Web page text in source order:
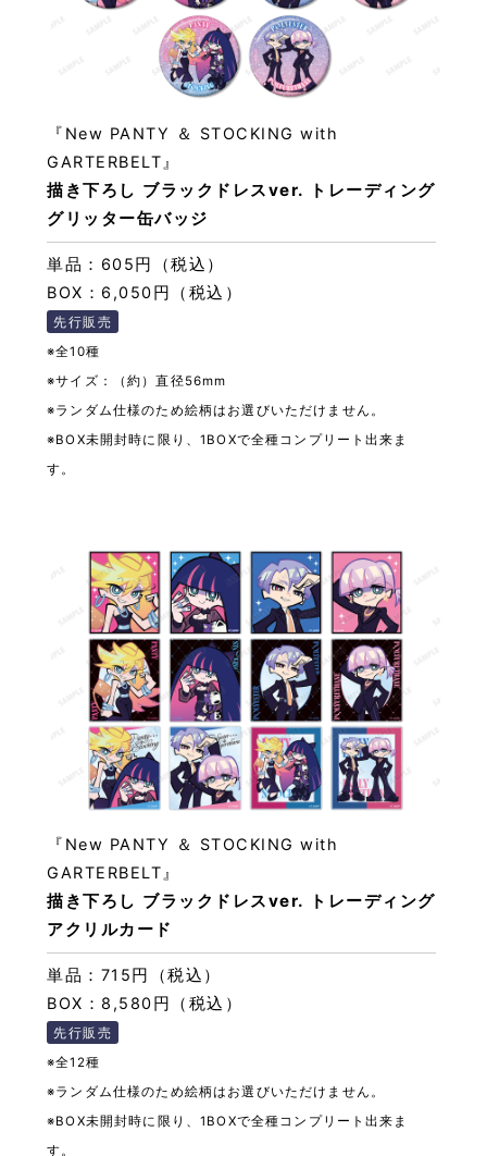
描き下ろし ブラックドレスver. トレーディング
グリッター缶バッジ
『New PANTY ＆ STOCKING with
GARTERBELT』
単品：605円（税込）
BOX：6,050円（税込）
先行販売
※全10種
※サイズ：（約）直径56mm
※ランダム仕様のため絵柄はお選びいただけません。
※BOX未開封時に限り、1BOXで全種コンプリート出来ま
す。
描き下ろし ブラックドレスver. トレーディング
アクリルカード
『New PANTY ＆ STOCKING with
GARTERBELT』
単品：715円（税込）
BOX：8,580円（税込）
先行販売
※全12種
※ランダム仕様のため絵柄はお選びいただけません。
※BOX未開封時に限り、1BOXで全種コンプリート出来ま
す。